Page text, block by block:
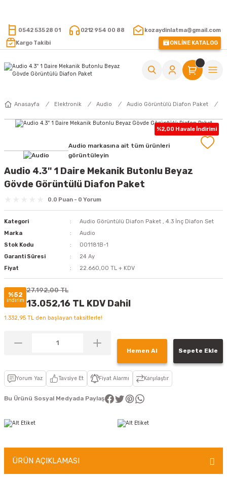
0542 535 28 01 0212 954 00 88
kozaydinlatma@gmail.com
Kargo Takibi
ONLİNE KATALOG
Anasayfa Elektronik Audio Audio Görüntülü Diafon Paket
%2,00 Havale İndirimi
Audio markasına ait tüm ürünleri
görüntüleyin
Audio 4.3'' 1 Daire Mekanik Butonlu Beyaz
Gövde Görüntülü Diafon Paket
0.0 Puan - 0 Yorum
Kategori Audio Görüntülü Diafon Paket , 4.3 İnç Diafon Set
Marka
Audio
Stok Kodu
001181B-1
Garanti Süresi
24 Ay
Fiyat
22.660,00 TL + KDV
%52
indirim
27.192,00 TL
13.052,16 TL KDV Dahil
1.332,95 TL den başlayan taksitlerle!
Hemen Al Sepete Ekle
Yorum Yaz Tavsiye Et Fiyat Alarmı Karşılaştır
Bu Ürünü Sosyal Medyada Paylaş
ÜRÜN AÇIKLAMASI